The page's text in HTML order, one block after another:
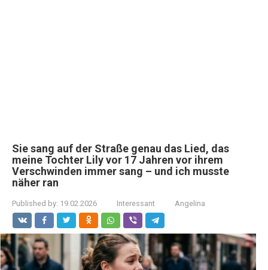
Sie sang auf der Straße genau das Lied, das
meine Tochter Lily vor 17 Jahren vor ihrem
Verschwinden immer sang – und ich musste
näher ran
Published by: 19.02.2026 Interessant Angelina